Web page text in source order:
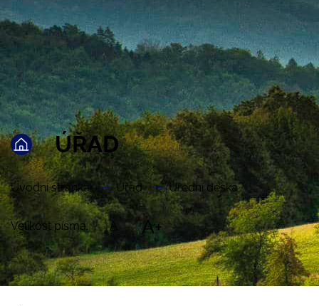
ÚŘAD
Úvodní stránka Úřad Úřední deska
Velikost písma: A A+